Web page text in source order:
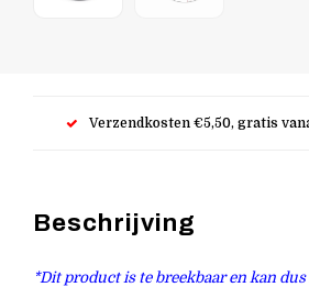
Verzendkosten €5,50, gratis
Beschrijving
*Dit product is te breekbaar en kan